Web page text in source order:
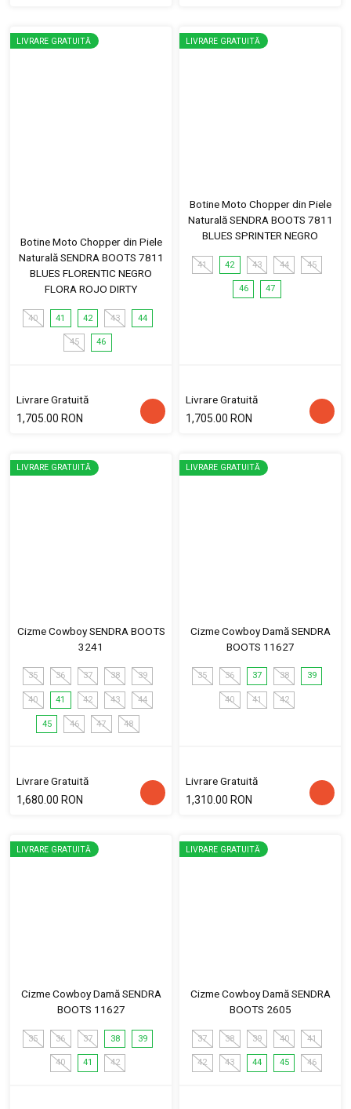
LIVRARE GRATUITĂ
Botine Moto Chopper din Piele
Naturală SENDRA BOOTS 7811
BLUES FLORENTIC NEGRO
FLORA ROJO DIRTY
40 41 42 43 44
45 46
Livrare Gratuită
1,705.00 RON
LIVRARE GRATUITĂ
Botine Moto Chopper din Piele
Naturală SENDRA BOOTS 7811
BLUES SPRINTER NEGRO
41 42 43 44 45
46 47
Livrare Gratuită
1,705.00 RON
LIVRARE GRATUITĂ
Cizme Cowboy SENDRA BOOTS
3241
35 36 37 38 39
40 41 42 43 44
45 46 47 48
Livrare Gratuită
1,680.00 RON
LIVRARE GRATUITĂ
Cizme Cowboy Damă SENDRA
BOOTS 11627
35 36 37 38 39
40 41 42
Livrare Gratuită
1,310.00 RON
LIVRARE GRATUITĂ
Cizme Cowboy Damă SENDRA
BOOTS 11627
35 36 37 38 39
40 41 42
LIVRARE GRATUITĂ
Cizme Cowboy Damă SENDRA
BOOTS 2605
37 38 39 40 41
42 43 44 45 46